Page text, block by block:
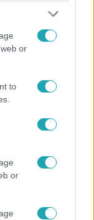
or
to
or
a